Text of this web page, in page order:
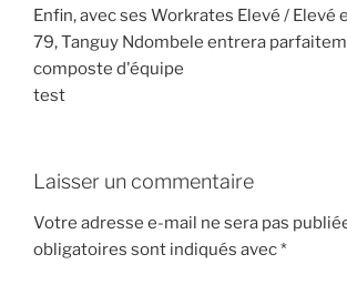
Enfin, avec ses Workrates Elevé / Elevé
79, Tanguy Ndombele entrera
composte d'équipe
test
Laisser un commentaire
Votre adresse e-mail ne sera pas
obligatoires sont indiqués avec*